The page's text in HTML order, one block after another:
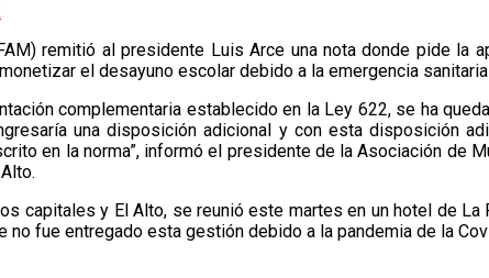
remitió al presidente Luis Arce una nota donde pide
el desayuno escolar debido a la emergencia
complementaria establecido en la Ley 622, se ha
una disposición adicional y con esta disposición
en la norma”, informó el presidente de la Asociación de
capitales y El Alto, se reunió este martes en un hotel de
fue entregado esta gestión debido a la pandemia de la